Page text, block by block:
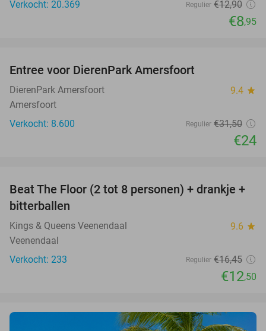
Verkocht: 20.369
Regulier €12,90
€8,95
Entree voor DierenPark Amersfoort
DierenPark Amersfoort 9.4 star
Amersfoort
Verkocht: 8.600
Regulier €31,50
€24
24%
Beat The Floor (2 tot 8 personen) + drankje +
bitterballen
Kings & Queens Veenendaal 9.6 star
Veenendaal
Verkocht: 233
Regulier €16,45
€12,50